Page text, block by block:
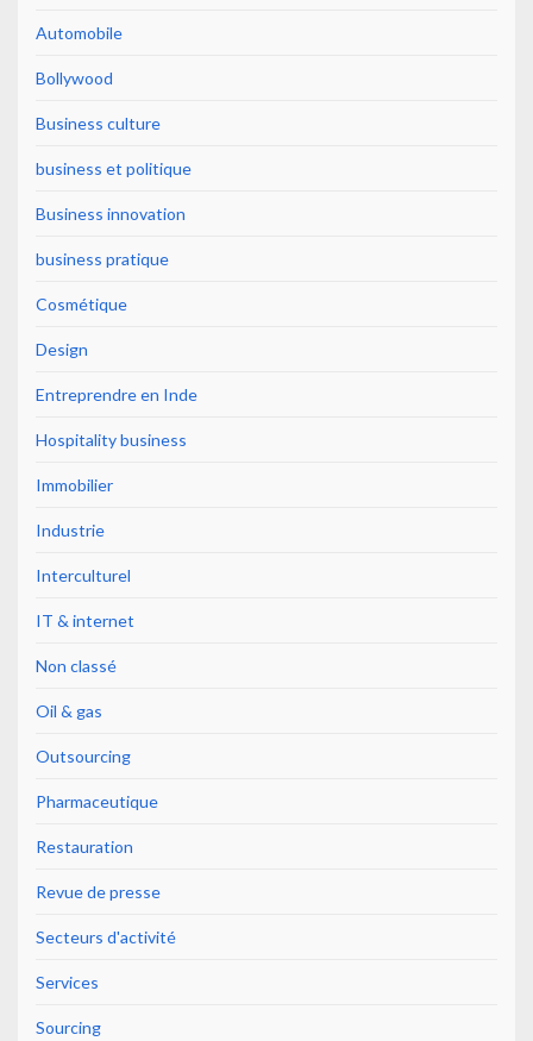
Automobile
Bollywood
Business culture
business et politique
Business innovation
business pratique
Cosmétique
Design
Entreprendre en Inde
Hospitality business
Immobilier
Industrie
Interculturel
IT & internet
Non classé
Oil & gas
Outsourcing
Pharmaceutique
Restauration
Revue de presse
Secteurs d'activité
Services
Sourcing